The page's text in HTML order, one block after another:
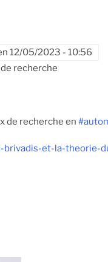
12/05/2023 - 10:56
recherche
de recherche en
brivadis-et-la-theorie-